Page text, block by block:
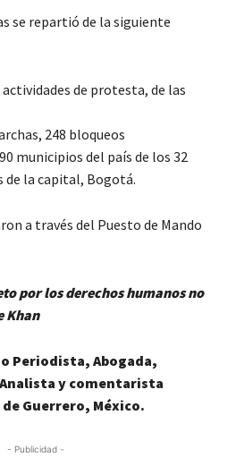
se repartió de la siguiente
de protesta, de las
248 bloqueos
municipios del país de los 32
de la capital, Bogotá.
a través del Puesto de Mando
por los derechos humanos no
Khan
Periodista, Abogada,
y comentarista
Guerrero, México.
- Publicidad -